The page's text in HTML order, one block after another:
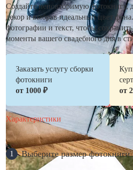
Создайте неповторимую фотокнигу,
декор и выбрав идеальный цвет
фотографии и текст, чтобы
моменты вашего свадебного дня в
Заказать услугу сборки
фотокниги
от 1000 ₽
от
Характеристики
1 Выберите размер фотокниги